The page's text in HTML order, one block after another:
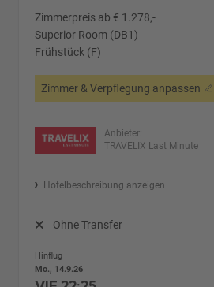
Zimmerpreis ab € 1.278,-
Superior Room (DB1)
Frühstück (F)
Zimmer & Verpflegung anpassen
Anbieter:
TRAVELIX Last Minute
Hotelbeschreibung anzeigen
Ohne Transfer
Hinflug
Mo., 14.9.26